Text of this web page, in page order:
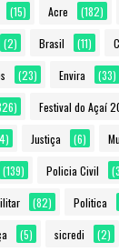
(15) Acre (182)
(2) Brasil (11)
(23) Envira (33)
Festival do Açaí
Justiça (6)
(139) Policia Civil
(82) Politica
(5) sicredi (2)